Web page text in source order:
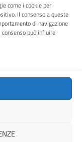
come i cookie per
Il consenso a queste
di navigazione
può influire
Loria"